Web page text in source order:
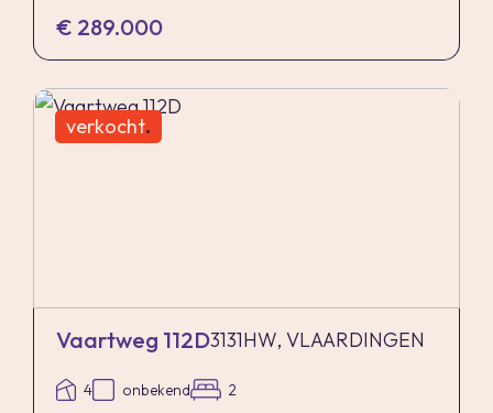
€ 289.000
verkocht.
Vaartweg 112D3131HW, VLAARDINGEN
4 onbekend 2